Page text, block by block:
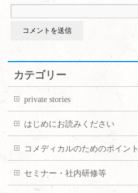
カテゴリー
private stories
はじめにお読みください
コメディカルのためのポイント
セミナー・社内研修等